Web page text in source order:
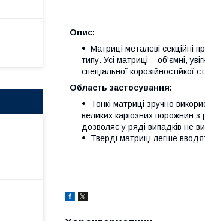
Опис:
Матриці металеві секційні
типу. Усі матриці – об'ємні,
спеціальної корозійностійкої
Область застосування:
Тонкі матриці зручно
великих каріозних порожнин
дозволяє у ряді випадків не
Тверді матриці легше